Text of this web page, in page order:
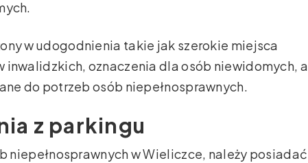
w udogodnienia takie jak szerokie miejsca
oznaczenia dla osób niewidomych, a
do potrzeb osób niepełnosprawnych.
z parkingu
niepełnosprawnych w Wieliczce, należy posiadać